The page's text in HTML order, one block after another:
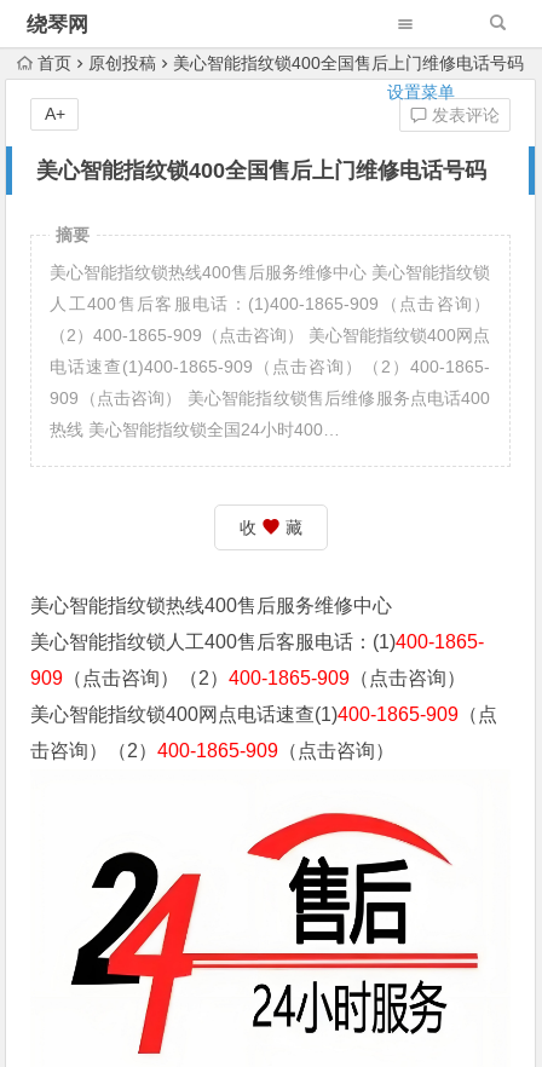
绕琴网
设置菜单
首页 原创投稿 美心智能指纹锁400全国售后上门维修电话号码
美心智能指纹锁400全国售后上门维修电话号码
发表评论
A+
摘要
美心智能指纹锁热线400售后服务维修中心 美心智能指纹锁
人工400售后客服电话：(1)400-1865-909（点击咨询）
（2）400-1865-909（点击咨询） 美心智能指纹锁400网点
电话速查(1)400-1865-909（点击咨询）（2）400-1865-
909（点击咨询） 美心智能指纹锁售后维修服务点电话400
热线 美心智能指纹锁全国24小时400…
收 藏
美心智能指纹锁热线400售后服务维修中心
美心智能指纹锁人工400售后客服电话：(1)400-1865-
909 （点击咨询）（2）400-1865-909 （点击咨询）
美心智能指纹锁400网点电话速查(1)400-1865-909 （点
击咨询）（2）400-1865-909 （点击咨询）